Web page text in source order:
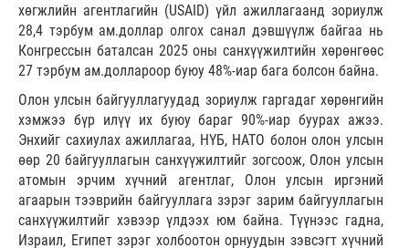
хөгжлийн агентлагийн (USAID) үйл ажиллагаанд зориулж
28,4 тэрбум ам.доллар олгох санал дэвшүүлж байгаа нь
Конгрессын баталсан 2025 оны санхүүжилтийн хөрөнгөөс
27 тэрбум ам.доллароор буюу 48%-иар бага болсон байна.
Олон улсын байгууллагуудад зориулж гаргадаг хөрөнгийн
хэмжээ бүр илүү их буюу бараг 90%-иар буурах ажээ.
Энхийг сахиулах ажиллагаа, НҮБ, НАТО болон олон улсын
өөр 20 байгууллагын санхүүжилтийг зогсоож, Олон улсын
атомын эрчим хүчний агентлаг, Олон улсын иргэний
агаарын тээврийн байгууллага зэрэг зарим байгууллагын
санхүүжилтийг хэвээр үлдээх юм байна. Түүнээс гадна,
Израил, Египет зэрэг холбоотон орнуудын зэвсэгт хүчний